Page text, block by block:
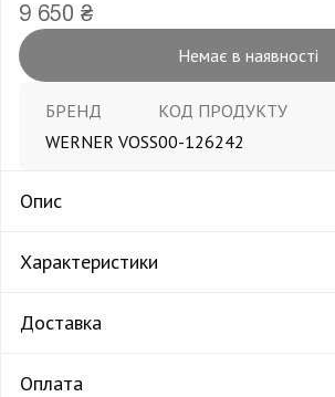
9 650 ₴
Немає в наявності
БРЕНД
WERNER VOSS
КОД ПРОДУКТУ
00-126242
Опис
Характеристики
Доставка
Оплата